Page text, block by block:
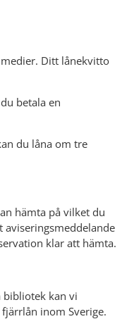
Ditt lånekvitto
betala en
du låna om tre
hämta på vilket du
klar att hämta.
bibliotek kan vi
inom Sverige.